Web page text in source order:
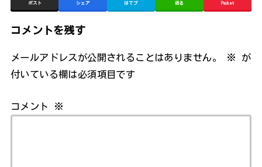
ポスト シェア はてブ 送る Pocket
コメントを残す
メールアドレスが公開されることはありません。 ※
が
付いている欄は必須項目です
コメント ※